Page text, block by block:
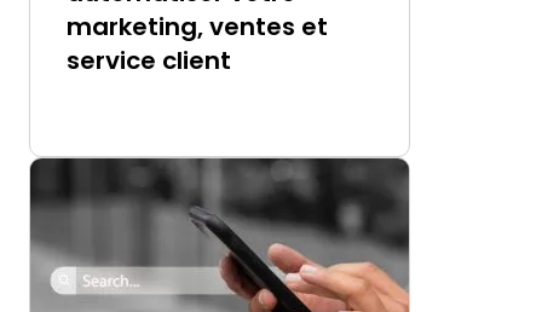
marketing, ventes et
service client